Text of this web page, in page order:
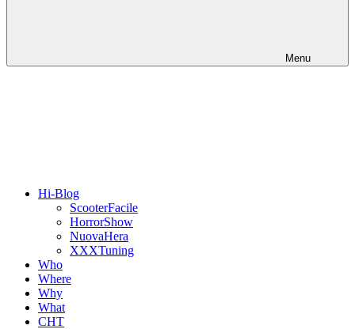
Menu
Hi-Blog
ScooterFacile
HorrorShow
NuovaHera
XXXTuning
Who
Where
Why
What
CHT